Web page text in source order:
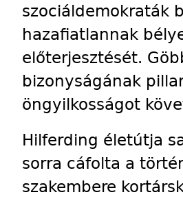
szociáldemokraták
hazafiatlannak
előterjesztését.
bizonyságának
öngyilkosságot
Hilferding életútja
sorra cáfolta a
szakembere